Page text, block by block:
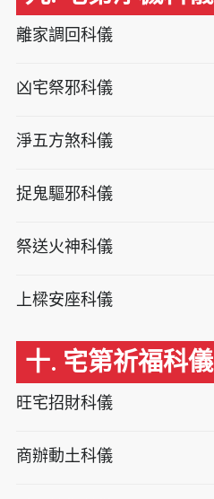
離家調回科儀
凶宅祭邪科儀
淨五方煞科儀
捉鬼驅邪科儀
祭送火神科儀
上樑安座科儀
十. 宅第祈福科儀
旺宅招財科儀
商辦動土科儀